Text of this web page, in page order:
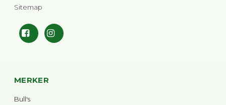
Sitemap
MERKER
Bull's